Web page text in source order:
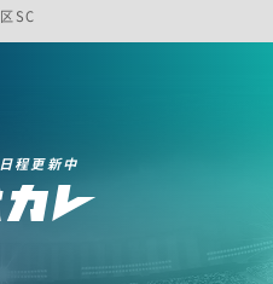
SC
程更新中